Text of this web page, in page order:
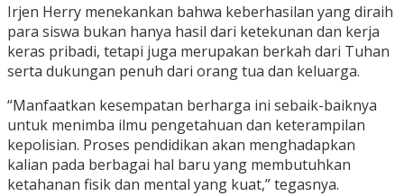
Irjen Herry menekankan bahwa keberhasilan yang diraih
para siswa bukan hanya hasil dari ketekunan dan kerja
keras pribadi, tetapi juga merupakan berkah dari Tuhan
serta dukungan penuh dari orang tua dan keluarga.
“Manfaatkan kesempatan berharga ini sebaik-baiknya
untuk menimba ilmu pengetahuan dan keterampilan
kepolisian. Proses pendidikan akan menghadapkan
kalian pada berbagai hal baru yang membutuhkan
ketahanan fisik dan mental yang kuat,” tegasnya.